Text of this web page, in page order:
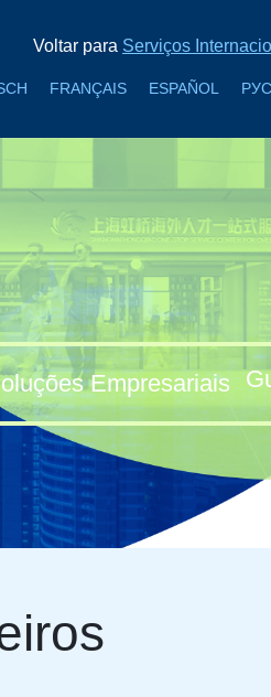
Voltar para Serviços
FRANÇAIS ESPAÑOL
Empresariais